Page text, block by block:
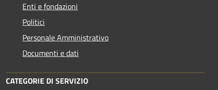
Enti e fondazioni
Politici
Personale Amministrativo
Documenti e dati
CATEGORIE DI SERVIZIO